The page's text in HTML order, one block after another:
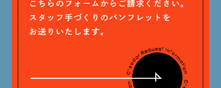
神定 龍杜 (13)